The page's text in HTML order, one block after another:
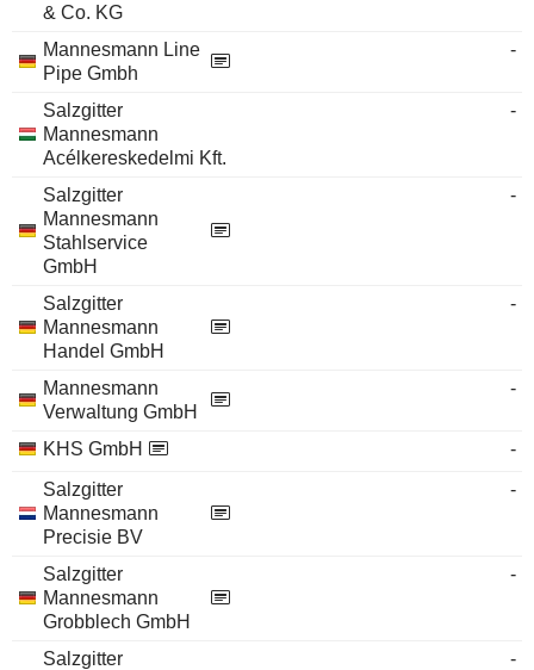
& Co. KG
Mannesmann Line
Pipe Gmbh
-
Salzgitter
Mannesmann
Acélkereskedelmi Kft.
-
Salzgitter
Mannesmann
Stahlservice
GmbH
-
Salzgitter
Mannesmann
Handel GmbH
-
Mannesmann
Verwaltung GmbH
-
KHS GmbH
-
Salzgitter
Mannesmann
Precisie BV
-
Salzgitter
Mannesmann
Grobblech GmbH
-
Salzgitter
-